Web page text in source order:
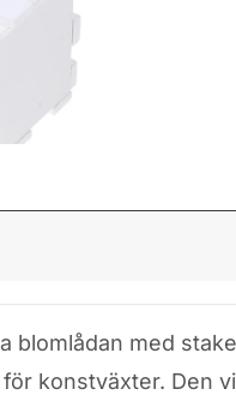
blomlådan med
konstväxter. Den